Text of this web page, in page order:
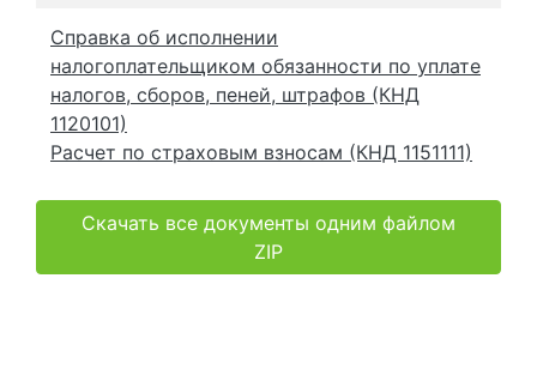
Справка об исполнении
налогоплательщиком обязанности по уплате
налогов, сборов, пеней, штрафов (КНД
1120101)
Расчет по страховым взносам (КНД 1151111)
Скачать все документы одним файлом
ZIP